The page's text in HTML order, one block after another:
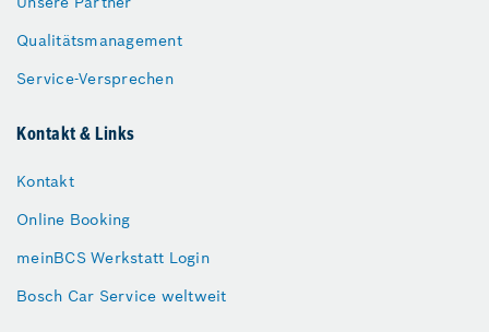
Qualitätsmanagement
Service-Versprechen
Kontakt & Links
Kontakt
Online Booking
meinBCS Werkstatt Login
Bosch Car Service weltweit